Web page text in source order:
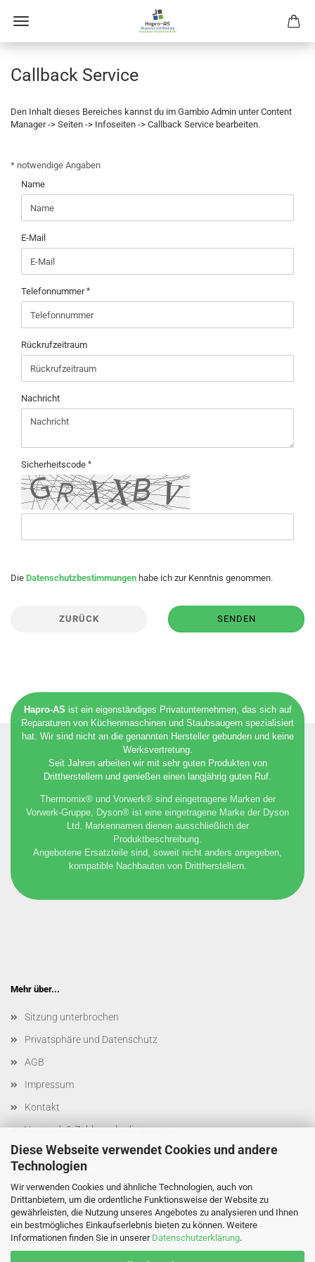
Diese Webseite verwendet Cookies und andere
Technologien
Wir verwenden Cookies und ähnliche Technologien, auch von
Drittanbietern, um die ordentliche Funktionsweise der Website zu
gewährleisten, die Nutzung unseres Angebotes zu analysieren und Ihnen
ein bestmögliches Einkaufserlebnis bieten zu können. Weitere
Informationen finden Sie in unserer Datenschutzerklärung.
Callback Service
Den Inhalt dieses Bereiches kannst du im Gambio Admin unter Content
Manager -> Seiten -> Infoseiten -> Callback Service bearbeiten.
SERVICE
* notwendige Angaben
Name
E-Mail
Telefonnummer
Rückrufzeitraum
Nachricht
Sicherheitscode
DATENSCHUTZBESTIMMUNGEN
Die Datenschutzbestimmungen habe ich zur Kenntnis genommen.
ZURÜCK SENDEN
Hapro-AS ist ein eigenständiges Privatunternehmen, das sich auf
Reparaturen von Küchenmaschinen und Staubsaugern spezialisiert
hat. Wir sind nicht an die genannten Hersteller gebunden und keine
Werksvertretung.
Seit Jahren arbeiten wir mit sehr guten Produkten von
Drittherstellern und genießen einen langjährig guten Ruf.
Thermomix® und Vorwerk® sind eingetragene Marken der
Vorwerk-Gruppe, Dyson® ist eine eingetragene Marke der Dyson
Ltd. Markennamen dienen ausschließlich der
Produktbeschreibung.
Angebotene Ersatzteile sind, soweit nicht anders angegeben,
kompatible Nachbauten von Drittherstellern.
Mehr über...
Sitzung unterbrochen
Privatsphäre und Datenschutz
AGB
Impressum
Kontakt
Versand- & Zahlungsbedingungen
Widerrufsrecht & Muster-Widerrufsformular
Callback Service
Cookie Einstellungen